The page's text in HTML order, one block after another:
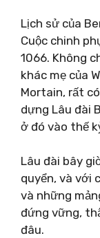
Lịch sử của
Cuộc chinh
1066. Không
khác mẹ của
Mortain, rất
dựng Lâu đài
ở đó vào thế
Lâu đài bây
quyển, và với
và những
đứng vững,
đâu.